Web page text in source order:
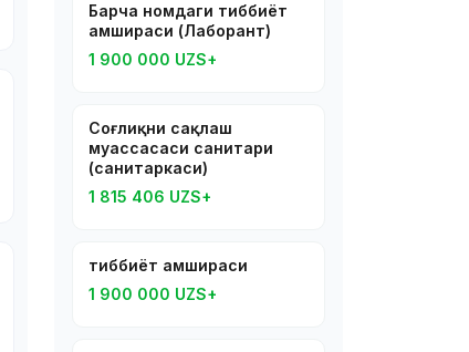
Барча номдаги тиббиёт
ҳамшираси (Лаборант)
1 900 000 UZS+
Соғлиқни сақлаш
муассасаси санитари
(санитаркаси)
1 815 406 UZS+
тиббиёт ҳамшираси
1 900 000 UZS+